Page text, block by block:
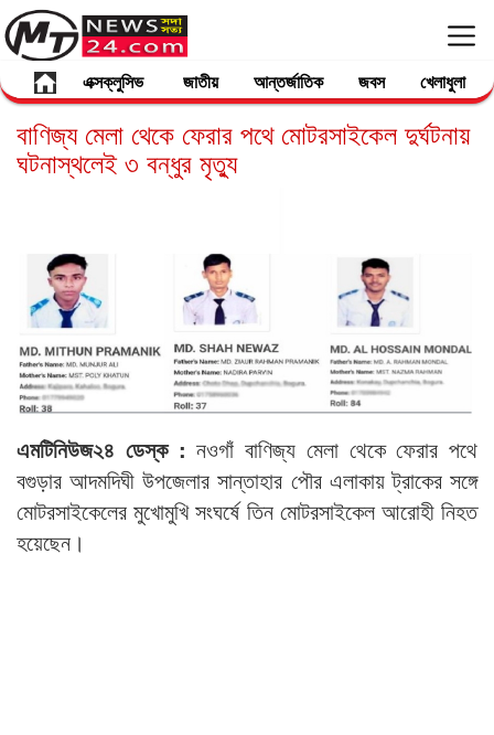
এক্সক্লুসিভ জাতীয় আন্তর্জাতিক জবস খেলাধুলা
বাণিজ্য মেলা থেকে ফেরার পথে মোটরসাইকেল দুর্ঘটনায়
ঘটনাস্থলেই ৩ বন্ধুর মৃত্যু
এমটিনিউজ২৪ ডেস্ক :নওগাঁ বাণিজ্য মেলা থেকে ফেরার পথে
বগুড়ার আদমদিঘী উপজেলার সান্তাহার পৌর এলাকায় ট্রাকের সঙ্গে
মোটরসাইকেলের মুখোমুখি সংঘর্ষে তিন মোটরসাইকেল আরোহী নিহত
হয়েছেন।